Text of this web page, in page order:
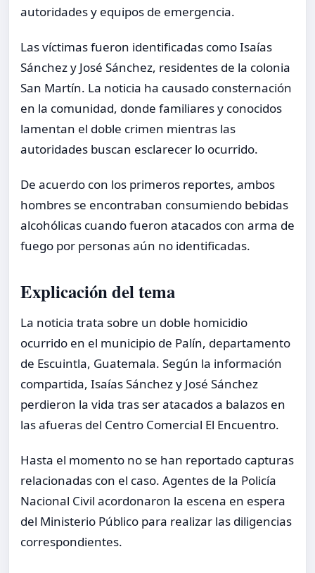
autoridades y equipos de emergencia.
Las víctimas fueron identificadas como Isaías
Sánchez y José Sánchez, residentes de la colonia
San Martín. La noticia ha causado consternación
en la comunidad, donde familiares y conocidos
lamentan el doble crimen mientras las
autoridades buscan esclarecer lo ocurrido.
De acuerdo con los primeros reportes, ambos
hombres se encontraban consumiendo bebidas
alcohólicas cuando fueron atacados con arma de
fuego por personas aún no identificadas.
Explicación del tema
La noticia trata sobre un doble homicidio
ocurrido en el municipio de Palín, departamento
de Escuintla, Guatemala. Según la información
compartida, Isaías Sánchez y José Sánchez
perdieron la vida tras ser atacados a balazos en
las afueras del Centro Comercial El Encuentro.
Hasta el momento no se han reportado capturas
relacionadas con el caso. Agentes de la Policía
Nacional Civil acordonaron la escena en espera
del Ministerio Público para realizar las diligencias
correspondientes.